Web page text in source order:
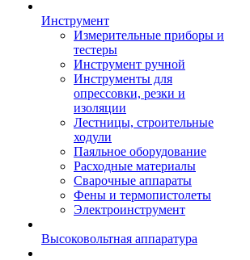
Инструмент
Измерительные приборы и
тестеры
Инструмент ручной
Инструменты для
опрессовки, резки и
изоляции
Лестницы, строительные
ходули
Паяльное оборудование
Расходные материалы
Сварочные аппараты
Фены и термопистолеты
Электроинструмент
Высоковольтная аппаратура